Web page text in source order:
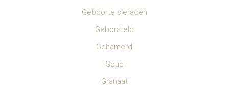
Geboorte sieraden
Geborsteld
Gehamerd
Goud
Granaat